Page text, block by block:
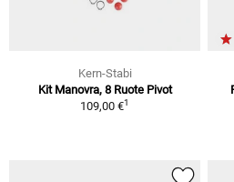
Kern-Stabi
Kit Manovra, 8 Ruote Pivot
109,00 €1